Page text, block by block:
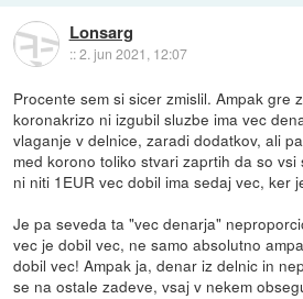
Lonsarg
::2. jun 2021, 12:07
Procente sem si sicer zmislil. Ampak gre
koronakrizo ni izgubil sluzbe ima vec
vlaganje v delnice, zaradi dodatkov, ali
med korono toliko stvari zaprtih da so
ni niti 1EUR vec dobil ima sedaj vec, ker
Je pa seveda ta "vec denarja"
vec je dobil vec, ne samo absolutno
dobil vec! Ampak ja, denar iz delnic in
se na ostale zadeve, vsaj v nekem